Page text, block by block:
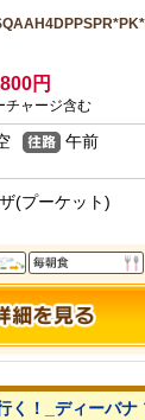
円
ャージ含む
午前
(プーケット)
く！_ディーバ